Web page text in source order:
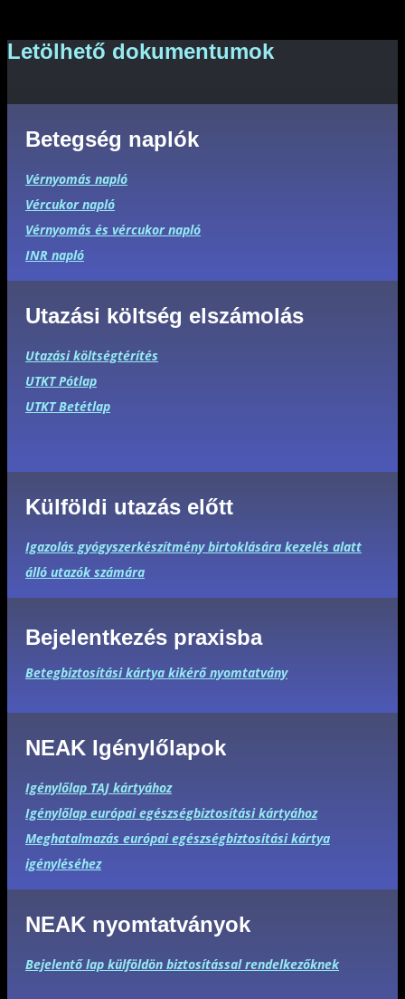
Letölhető dokumentumok
Betegség naplók
Vérnyomás napló
Vércukor napló
Vérnyomás és vércukor napló
INR napló
Utazási költség elszámolás
Utazási költségtérítés
UTKT Pótlap
UTKT Betétlap
Külföldi utazás előtt
Igazolás gyógyszerkészítmény birtoklására kezelés alatt
álló utazók számára
Bejelentkezés praxisba
Betegbiztosítási kártya kikérő nyomtatvány
NEAK Igénylőlapok
Igénylőlap TAJ kártyához
Igénylőlap európai egészségbiztosítási kártyához
Meghatalmazás európai egészségbiztosítási kártya
igényléséhez
NEAK nyomtatványok
Bejelentő lap külföldön biztosítással rendelkezőknek